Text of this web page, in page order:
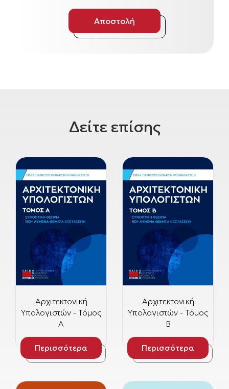
Δείτε επίσης
Αρχιτεκτονική
Υπολογιστών - Τόμος
Α
Περισσότερα
Αρχιτεκτονική
Υπολογιστών - Τόμος
Β
Περισσότερα